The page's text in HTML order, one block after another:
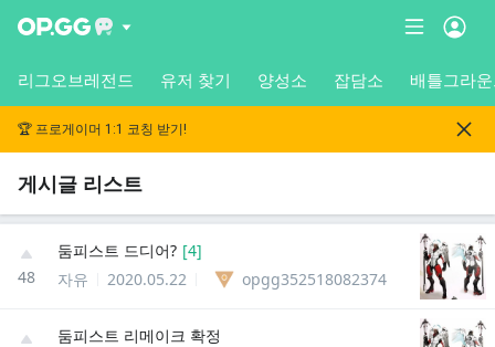
리그오브레전드 유저 찾기 양성소 잡담소 배틀그라
🏆 프로게이머 1:1 코칭 받기!
게시글 리스트
48
둠피스트 드디어? [4]
자유
2020.05.22 opgg352518082374
둠피스트 리메이크 확정